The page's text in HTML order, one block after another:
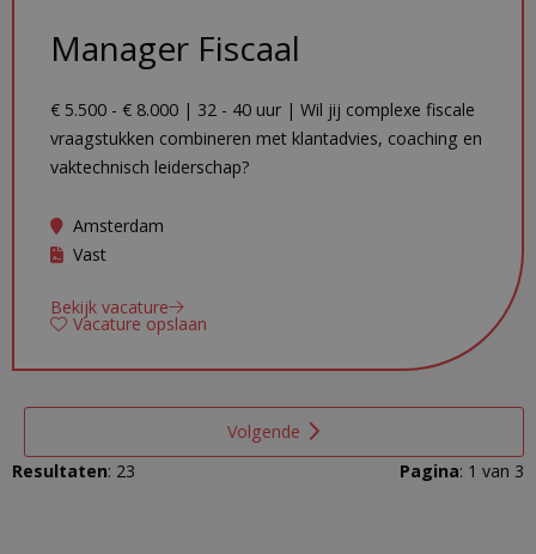
Manager Fiscaal
€ 5.500 - € 8.000 | 32 - 40 uur | Wil jij complexe fiscale
vraagstukken combineren met klantadvies, coaching en
vaktechnisch leiderschap?
Amsterdam
Vast
Bekijk vacature
Vacature opslaan
Resultaten: 23 Pagina: 1 van 3
Volgende